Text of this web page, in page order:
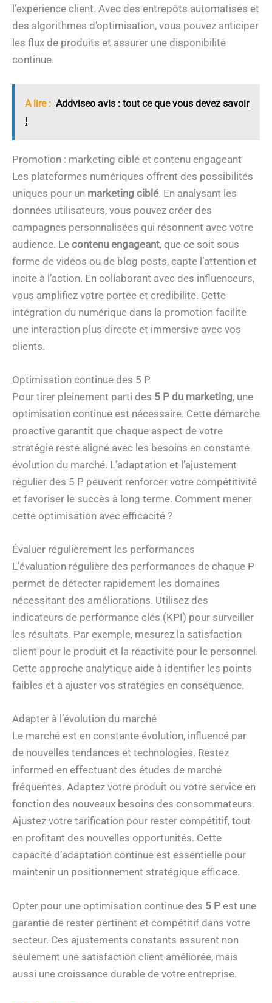
l’expérience client. Avec des entrepôts automatisés et
des algorithmes d’optimisation, vous pouvez anticiper
les flux de produits et assurer une disponibilité
continue.
A lire : Addviseo avis : tout ce que vous devez savoir
!
Promotion : marketing ciblé et contenu engageant
Les plateformes numériques offrent des possibilités
uniques pour un marketing ciblé. En analysant les
données utilisateurs, vous pouvez créer des
campagnes personnalisées qui résonnent avec votre
audience. Le contenu engageant, que ce soit sous
forme de vidéos ou de blog posts, capte l’attention et
incite à l’action. En collaborant avec des influenceurs,
vous amplifiez votre portée et crédibilité. Cette
intégration du numérique dans la promotion facilite
une interaction plus directe et immersive avec vos
clients.
Optimisation continue des 5 P
Pour tirer pleinement parti des 5 P du marketing, une
optimisation continue est nécessaire. Cette démarche
proactive garantit que chaque aspect de votre
stratégie reste aligné avec les besoins en constante
évolution du marché. L’adaptation et l’ajustement
régulier des 5 P peuvent renforcer votre compétitivité
et favoriser le succès à long terme. Comment mener
cette optimisation avec efficacité ?
Évaluer régulièrement les performances
L’évaluation régulière des performances de chaque P
permet de détecter rapidement les domaines
nécessitant des améliorations. Utilisez des
indicateurs de performance clés (KPI) pour surveiller
les résultats. Par exemple, mesurez la satisfaction
client pour le produit et la réactivité pour le personnel.
Cette approche analytique aide à identifier les points
faibles et à ajuster vos stratégies en conséquence.
Adapter à l’évolution du marché
Le marché est en constante évolution, influencé par
de nouvelles tendances et technologies. Restez
informed en effectuant des études de marché
fréquentes. Adaptez votre produit ou votre service en
fonction des nouveaux besoins des consommateurs.
Ajustez votre tarification pour rester compétitif, tout
en profitant des nouvelles opportunités. Cette
capacité d’adaptation continue est essentielle pour
maintenir un positionnement stratégique efficace.
Opter pour une optimisation continue des 5 P est une
garantie de rester pertinent et compétitif dans votre
secteur. Ces ajustements constants assurent non
seulement une satisfaction client améliorée, mais
aussi une croissance durable de votre entreprise.